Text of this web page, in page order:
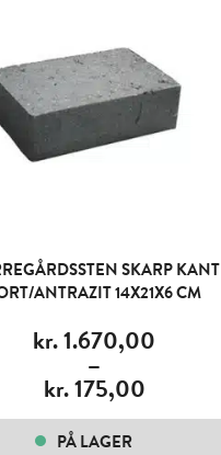
SKARP KANT
ANTRAZIT 14X21X6 CM
kr.175,00
–
kr.1.670,00
PÅ LAGER